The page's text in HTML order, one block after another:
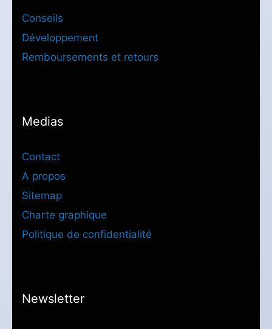
Conseils
Développement
Remboursements et retours
Medias
Contact
A propos
Sitemap
Charte graphique
Politique de confidentialité
Newsletter